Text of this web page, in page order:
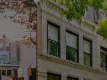
Suche nach